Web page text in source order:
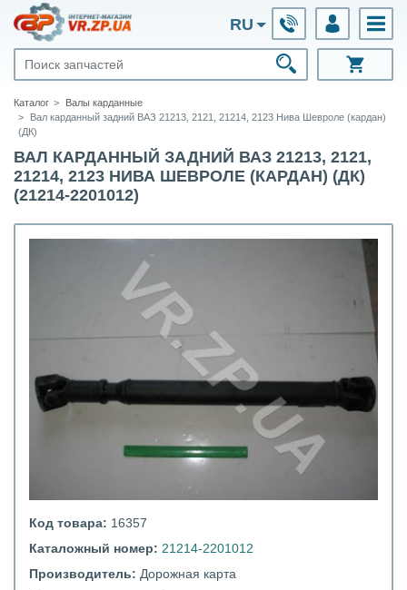
RU
Каталог
Валы карданные
Вал карданный задний ВАЗ 21213, 2121, 21214, 2123 Нива Шевроле (кардан)
(ДК)
ВАЛ КАРДАННЫЙ ЗАДНИЙ ВАЗ 21213, 2121,
21214, 2123 НИВА ШЕВРОЛЕ (КАРДАН) (ДК)
(21214-2201012)
Код товара: 16357
Каталожный номер: 21214-2201012
Производитель: Дорожная карта